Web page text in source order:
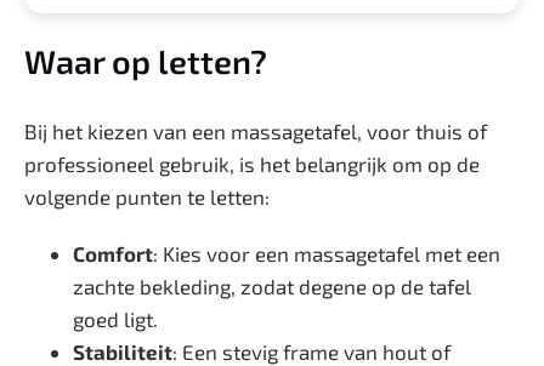
Waar op letten?
Bij het kiezen van een massagetafel, voor thuis of
professioneel gebruik, is het belangrijk om op de
volgende punten te letten:
Comfort: Kies voor een massagetafel met een
zachte bekleding, zodat degene op de tafel
goed ligt.
Stabiliteit: Een stevig frame van hout of